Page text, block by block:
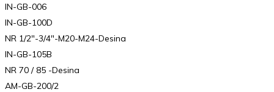
IN-GB-006
IN-GB-100D
NR 1/2″-3/4″-M20-M24-Desina
IN-GB-105B
NR 70 / 85 -Desina
AM-GB-200/2